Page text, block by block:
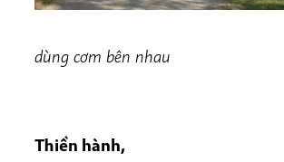
dùng cơm bên nhau
Thiền hành,